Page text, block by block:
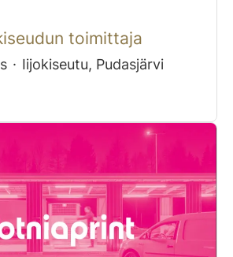
toimittaja
· Iijokiseutu, Pudasjärvi